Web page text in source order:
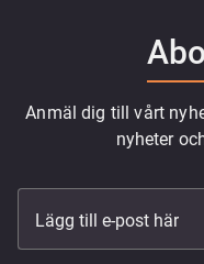
Anmäl dig till vårt
nyheter
Lägg till e-post här